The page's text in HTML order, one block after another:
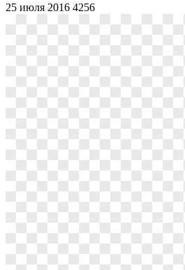
25 июля 2016 4256